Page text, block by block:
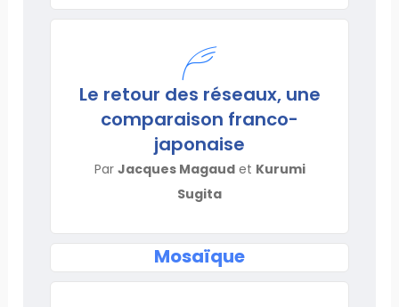
Le retour des réseaux, une
comparaison franco-
japonaise
Par Jacques Magaudet Kurumi
Sugita
Mosaïque